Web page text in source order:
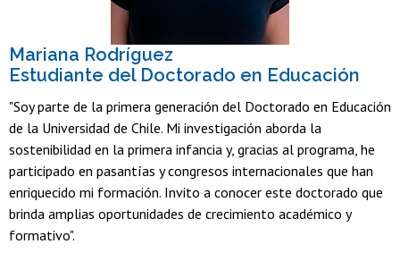
Mariana Rodríguez
Estudiante del Doctorado en Educación
"Soy parte de la primera generación del Doctorado en Educación
de la Universidad de Chile. Mi investigación aborda la
sostenibilidad en la primera infancia y, gracias al programa, he
participado en pasantías y congresos internacionales que han
enriquecido mi formación. Invito a conocer este doctorado que
brinda amplias oportunidades de crecimiento académico y
formativo".